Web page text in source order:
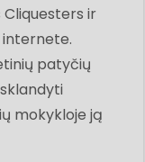
Cliquesters ir
patyčių
mokykloje ją